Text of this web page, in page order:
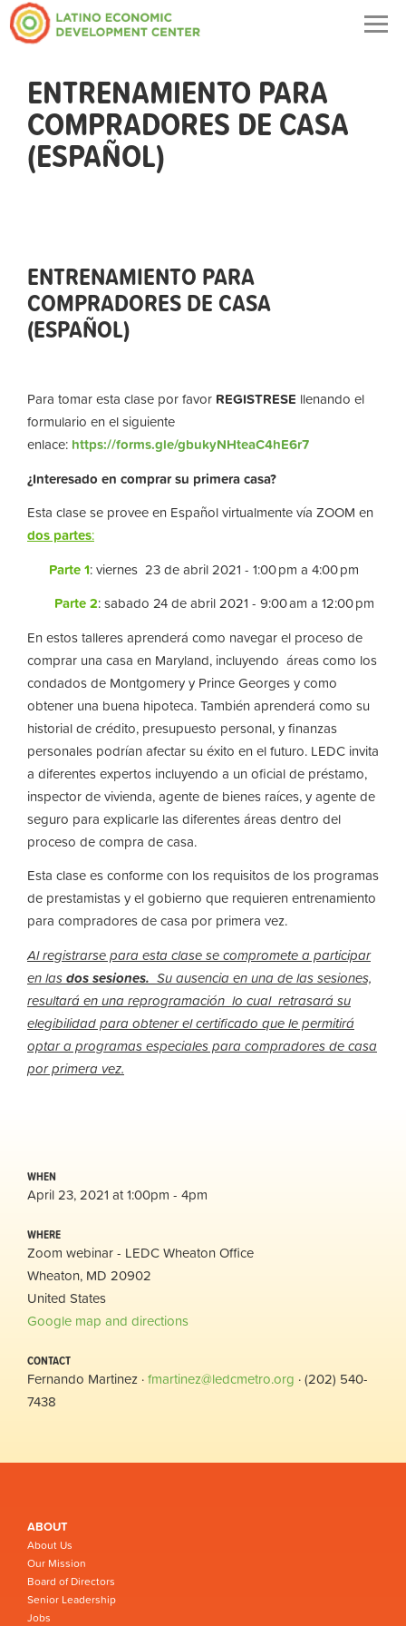
ENTRENAMIENTO PARA
COMPRADORES DE CASA
(ESPAÑOL)
ENTRENAMIENTO PARA
COMPRADORES DE CASA
(ESPAÑOL)
Para tomar esta clase por favor REGISTRESE llenando el
formulario en el siguiente
enlace: https://forms.gle/gbukyNHteaC4hE6r7
¿Interesado en comprar su primera casa?
Esta clase se provee en Español virtualmente vía ZOOM en
dos partes:
Parte 1: viernes 23 de abril 2021 - 1:00 pm a 4:00 pm
Parte 2: sabado 24 de abril 2021 - 9:00 am a 12:00 pm
En estos talleres aprenderá como navegar el proceso de
comprar una casa en Maryland, incluyendo áreas como los
condados de Montgomery y Prince Georges y como
obtener una buena hipoteca. También aprenderá como su
historial de crédito, presupuesto personal, y finanzas
personales podrían afectar su éxito en el futuro. LEDC invita
a diferentes expertos incluyendo a un oficial de préstamo,
inspector de vivienda, agente de bienes raíces, y agente de
seguro para explicarle las diferentes áreas dentro del
proceso de compra de casa.
Esta clase es conforme con los requisitos de los programas
de prestamistas y el gobierno que requieren entrenamiento
para compradores de casa por primera vez.
Al registrarse para esta clase se compromete a participar
en lasdos sesiones. Su ausencia en una de las sesiones,
resultará en una reprogramación lo cual retrasará su
elegibilidad para obtener el certificado que le permitirá
optar a programas especiales para compradores de casa
por primera vez.
WHEN
April 23, 2021 at 1:00pm - 4pm
WHERE
Zoom webinar - LEDC Wheaton Office
Wheaton, MD 20902
United States
Google map and directions
CONTACT
Fernando Martinez ·fmartinez@ledcmetro.org · (202) 540-
7438
ABOUT
About Us
Our Mission
Board of Directors
Senior Leadership
Jobs